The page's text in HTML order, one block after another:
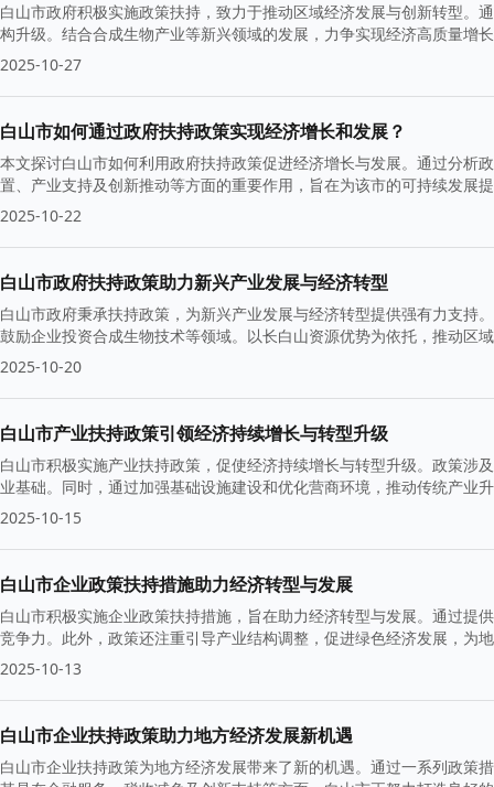
白山市政府积极实施政策扶持，致力于推动区域经济发展与创新转型。
构升级。结合合成生物产业等新兴领域的发展，力争实现经济高质量增
2025-10-27
白山市如何通过政府扶持政策实现经济增长和发展？
本文探讨白山市如何利用政府扶持政策促进经济增长与发展。通过分析
置、产业支持及创新推动等方面的重要作用，旨在为该市的可持续发展
2025-10-22
白山市政府扶持政策助力新兴产业发展与经济转型
白山市政府秉承扶持政策，为新兴产业发展与经济转型提供强有力支持
鼓励企业投资合成生物技术等领域。以长白山资源优势为依托，推动区
2025-10-20
白山市产业扶持政策引领经济持续增长与转型升级
白山市积极实施产业扶持政策，促使经济持续增长与转型升级。政策涉
业基础。同时，通过加强基础设施建设和优化营商环境，推动传统产业
2025-10-15
白山市企业政策扶持措施助力经济转型与发展
白山市积极实施企业政策扶持措施，旨在助力经济转型与发展。通过提
竞争力。此外，政策还注重引导产业结构调整，促进绿色经济发展，为
2025-10-13
白山市企业扶持政策助力地方经济发展新机遇
白山市企业扶持政策为地方经济发展带来了新的机遇。通过一系列政策